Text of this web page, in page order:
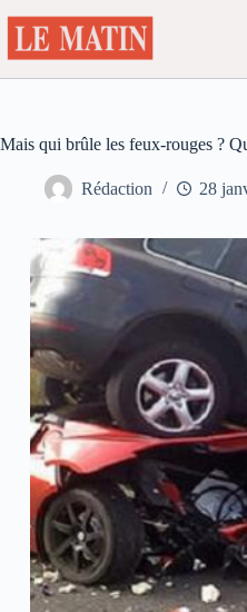
au
contenu
Mais qui brûle les feux-rouges ?
Rédaction 28